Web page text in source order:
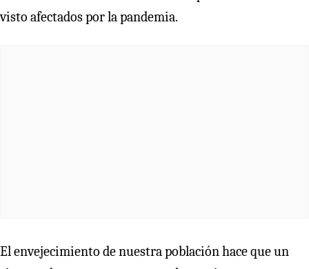
visto afectados por la pandemia.
El envejecimiento de nuestra población hace que un